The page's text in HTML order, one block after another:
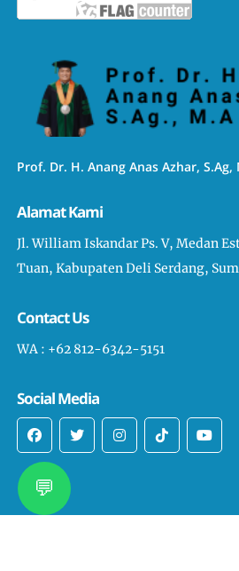
Prof. Dr. H. Anang Anas Azhar, S.Ag,
💬
Alamat Kami
Jl. William Iskandar Ps. V, Medan
Tuan, Kabupaten Deli Serdang,
Contact Us
WA : +62 812-6342-5151
Social Media